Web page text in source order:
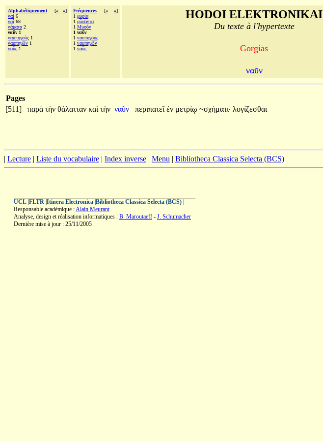
Alphabétiquement [« »]
ναὶ 6
ναί 68
νάματα 2
ναῦν 1
ναυπηγούς 1
ναυπηγῶν 1
ναῦς 1
Fréquences [« »]
1 μυρία
1 μύσαντα
1 Μυσόν
1 ναῦν
1 ναυπηγούς
1 ναυπηγῶν
1 ναῦς
HODOI ELEKTRONIKAI
Du texte à l'hypertexte
Gorgias
ναῦν
Pages
[511]
παρὰ τὴν θάλατταν καὶ τὴν ναῦν περιπατεῖἐν μετρίῳ ~σχήματι· λογίζεσθαι
| Lecture | Liste du vocabulaire | Index inverse | Menu | Bibliotheca Classica Selecta (BCS)
UCL FLTR Itinera Electronica Bibliotheca Classica Selecta (BCS)
Responsable académique :Alain Meurant
Analyse, design et réalisation informatiques : B. Maroutaeff - J. Schumacher
Dernière mise à jour : 25/11/2005